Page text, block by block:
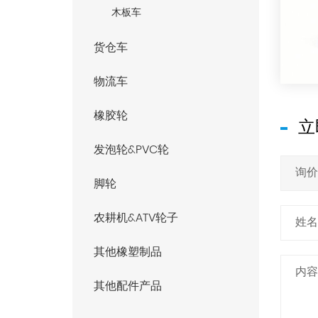
木板车
货仓车
物流车
橡胶轮
发泡轮&PVC轮
脚轮
农耕机&ATV轮子
其他橡塑制品
其他配件产品